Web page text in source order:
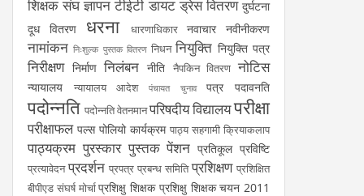
शिक्षक संघ ज्ञापन टीईटी डायट ड्रेस वितरण दुर्घटना
दूध वितरण
धरना धारणाधिकार नवाचार नवीनीकरण
नामांकन निःशुल्क पुस्तक वितरण निधन नियुक्ति नियुक्ति पत्र
निरीक्षण निर्माण निलंबन नीति नैपकिन वितरण नोटिस
न्यायालय न्यायालय आदेश पंचायत चुनाव पत्र पदावनति
पदोन्नति पदोन्नति वेतनमानपरिषदीय विद्यालयपरीक्षा
परीक्षाफल पल्स पोलियो कार्यक्रम पाठ्य सहगामी क्रियाकलाप
पाठ्यक्रम पुरस्कार पुस्तक पेंशन प्रतिकूल प्रविष्टि
प्रत्यावेदन प्रदर्शन प्रपत्र प्रबन्ध समिति प्रशिक्षण प्रशिक्षित
बीपीएड संघर्ष मोर्चा प्रशिक्षु शिक्षक प्रशिक्षु शिक्षक चयन 2011